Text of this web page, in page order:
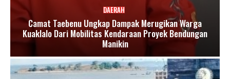
DAERAH
Camat Taebenu Ungkap Dampak Merugikan Warga
Kuaklalo Dari Mobilitas Kendaraan Proyek Bendungan
Manikin